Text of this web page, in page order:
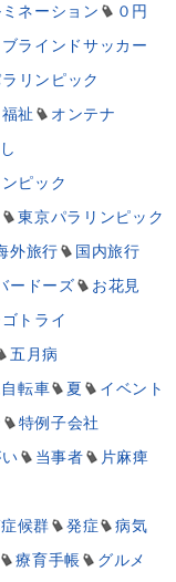
ネーション
０円
ブラインドサッカー
リンピック
福祉
オンテナ
ピック
東京パラリンピック
外旅行
国内旅行
ードーズ
お花見
トライ
五月病
転車 夏
イベント
特例子会社
当事者
片麻痺
候群 発症
病気
療育手帳
グルメ